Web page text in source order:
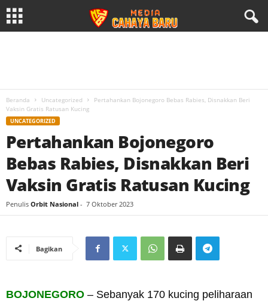
Beranda Uncategorized
Pertahankan Bojonegoro Bebas Rabies, Disnakkan Beri
Vaksin Gratis Ratusan Kucing
UNCATEGORIZED
Pertahankan Bojonegoro
Bebas Rabies, Disnakkan Beri
Vaksin Gratis Ratusan Kucing
Penulis Orbit Nasional - 7 Oktober 2023
Bagikan
BOJONEGORO – Sebanyak 170 kucing peliharaan